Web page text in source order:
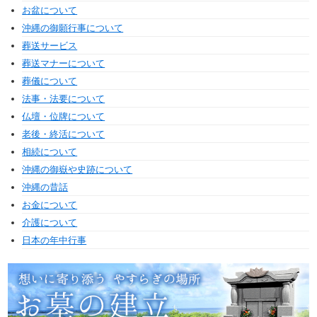
お盆について
沖縄の御願行事について
葬送サービス
葬送マナーについて
葬儀について
法事・法要について
仏壇・位牌について
老後・終活について
相続について
沖縄の御嶽や史跡について
沖縄の昔話
お金について
介護について
日本の年中行事